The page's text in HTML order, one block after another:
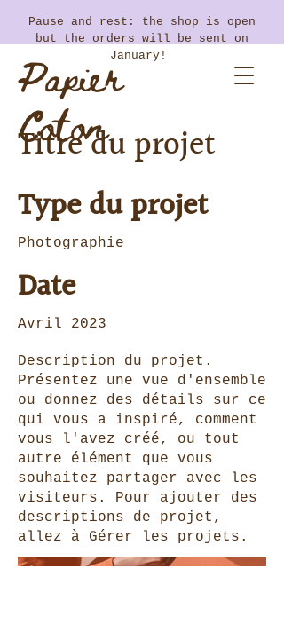
​Pause and rest: the shop is open
but the orders will be sent on
January!
Papier
Coton
Titre du projet
Type du projet
Photographie
Date
Avril 2023
Description du projet.
Présentez une vue d'ensemble
ou donnez des détails sur ce
qui vous a inspiré, comment
vous l'avez créé, ou tout
autre élément que vous
souhaitez partager avec les
visiteurs. Pour ajouter des
descriptions de projet,
allez à Gérer les projets.